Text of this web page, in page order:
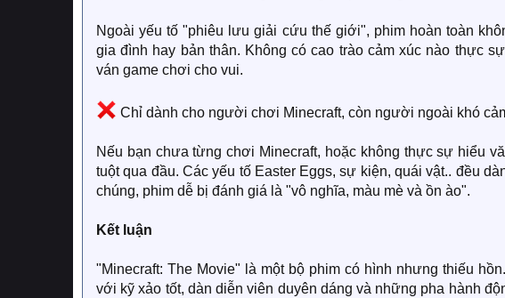
Ngoài yếu tố "phiêu lưu giải cứu thế giới", phim hoàn toàn
gia đình hay bản thân. Không có cao trào cảm xúc nào thực
ván game chơi cho vui.
Chỉ dành cho người chơi Minecraft, còn người ngoài khó
Nếu bạn chưa từng chơi Minecraft, hoặc không thực sự hiểu
tuột qua đầu. Các yếu tố Easter Eggs, sự kiện, quái vật.. đều
chúng, phim dễ bị đánh giá là "vô nghĩa, màu mè và ồn ào".
Kết luận
"Minecraft: The Movie" là một bộ phim có hình nhưng thiếu
với kỹ xảo tốt, dàn diễn viên duyên dáng và những pha hành